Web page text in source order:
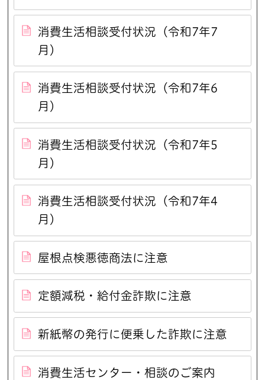
消費生活相談受付状況（令和7年7
月）
消費生活相談受付状況（令和7年6
月）
消費生活相談受付状況（令和7年5
月）
消費生活相談受付状況（令和7年4
月）
屋根点検悪徳商法に注意
定額減税・給付金詐欺に注意
新紙幣の発行に便乗した詐欺に注意
消費生活センター・相談のご案内